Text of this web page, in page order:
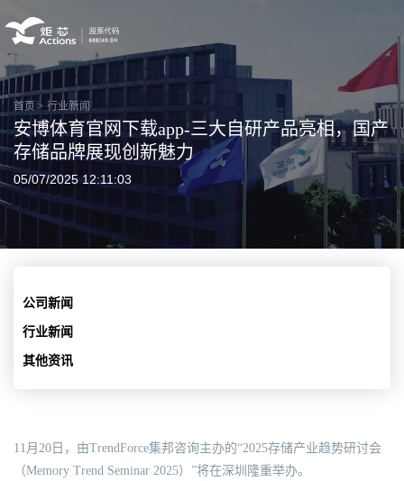
首页 > 行业新闻
安博体育官网下载app-三大自研产品亮相，国产
存储品牌展现创新魅力
05/07/2025 12:11:03
公司新闻
行业新闻
其他资讯
11月20日，由TrendForce集邦咨询主办的“2025存储产业趋势研讨会
（Memory Trend Seminar 2025）”将在深圳隆重举办。